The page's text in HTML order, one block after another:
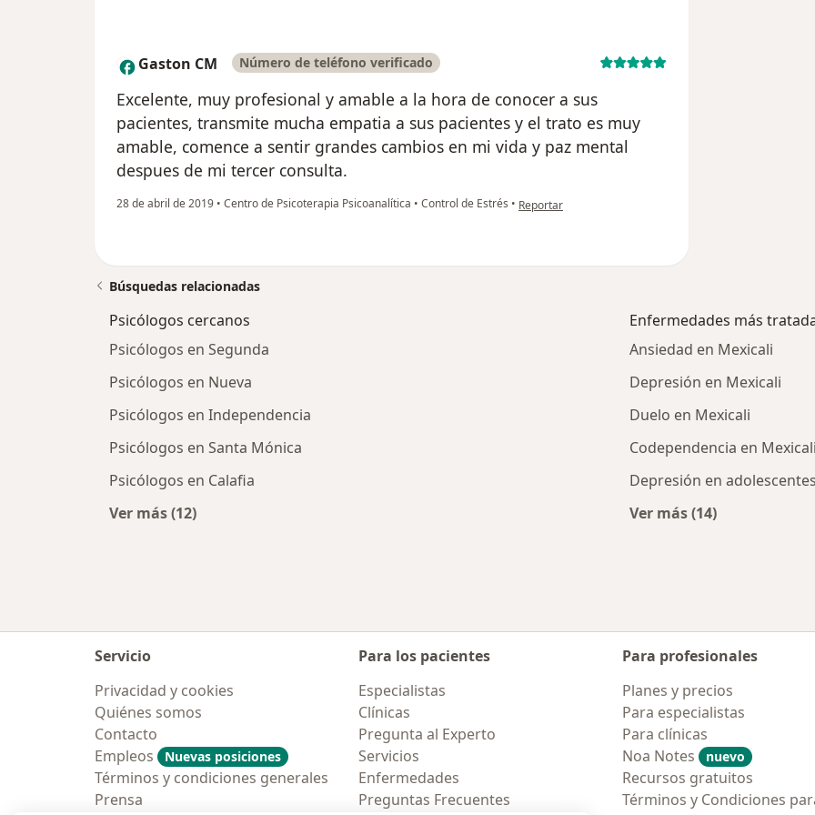
G Gaston CM Número de teléfono verificado
Excelente, muy profesional y amable a la hora de conocer a sus
pacientes, transmite mucha empatia a sus pacientes y el trato es muy
amable, comence a sentir grandes cambios en mi vida y paz mental
despues de mi tercer consulta.
28 de abril de 2019 • Centro de Psicoterapia Psicoanalítica • Control de Estrés • en opinión del usuario Gaston CM
Reportar
Búsquedas relacionadas
Psicólogos cercanos
Psicólogos en Segunda
Psicólogos en Nueva
Psicólogos en Independencia
Psicólogos en Santa Mónica
Psicólogos en Calafia
Ver más (12)
Enfermedades más
Ansiedad en Mexicali
Depresión en Mexicali
Duelo en Mexicali
Codependencia en
Depresión en
Ver más (14)
Servicio
Privacidad y cookies
Quiénes somos
Contacto
Empleos
Nuevas posiciones
Términos y condiciones generales
Prensa
Para los pacientes
Especialistas
Clínicas
Pregunta al Experto
Servicios
Enfermedades
Preguntas Frecuentes
Para profesionales
Planes y precios
Para especialistas
Para clínicas
Noa Notes
nuevo
Recursos gratuitos
Términos y Condiciones